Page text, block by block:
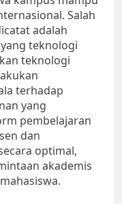
Salah
adalah
teknologi
teknologi
terhadap
yang
pembelajaran
dan
optimal,
akademis